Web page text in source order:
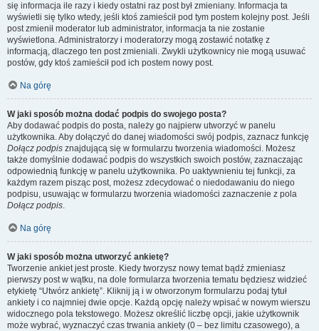
się informacja ile razy i kiedy ostatni raz post był zmieniany. Informacja ta
wyświetli się tylko wtedy, jeśli ktoś zamieścił pod tym postem kolejny post. Jeśli
post zmienił moderator lub administrator, informacja ta nie zostanie
wyświetlona. Administratorzy i moderatorzy mogą zostawić notatkę z
informacją, dlaczego ten post zmieniali. Zwykli użytkownicy nie mogą usuwać
postów, gdy ktoś zamieścił pod ich postem nowy post.
Na górę
W jaki sposób można dodać podpis do swojego posta?
Aby dodawać podpis do posta, należy go najpierw utworzyć w panelu
użytkownika. Aby dołączyć do danej wiadomości swój podpis, zaznacz funkcję
Dołącz podpis znajdującą się w formularzu tworzenia wiadomości. Możesz
także domyślnie dodawać podpis do wszystkich swoich postów, zaznaczając
odpowiednią funkcję w panelu użytkownika. Po uaktywnieniu tej funkcji, za
każdym razem pisząc post, możesz zdecydować o niedodawaniu do niego
podpisu, usuwając w formularzu tworzenia wiadomości zaznaczenie z pola
Dołącz podpis.
Na górę
W jaki sposób można utworzyć ankietę?
Tworzenie ankiet jest proste. Kiedy tworzysz nowy temat bądź zmieniasz
pierwszy post w wątku, na dole formularza tworzenia tematu będziesz widzieć
etykietę “Utwórz ankietę”. Kliknij ją i w otworzonym formularzu podaj tytuł
ankiety i co najmniej dwie opcje. Każdą opcję należy wpisać w nowym wierszu
widocznego pola tekstowego. Możesz określić liczbę opcji, jakie użytkownik
może wybrać, wyznaczyć czas trwania ankiety (0 – bez limitu czasowego), a